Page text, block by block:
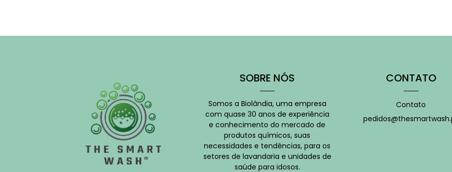
SOBRE NÓS
Somos a Biolândia, uma empresa
com quase 30 anos de experiência
e conhecimento do mercado de
produtos químicos, suas
necessidades e tendências, para os
setores de lavandaria e unidades de
saúde para idosos.
CONTATO
Contato